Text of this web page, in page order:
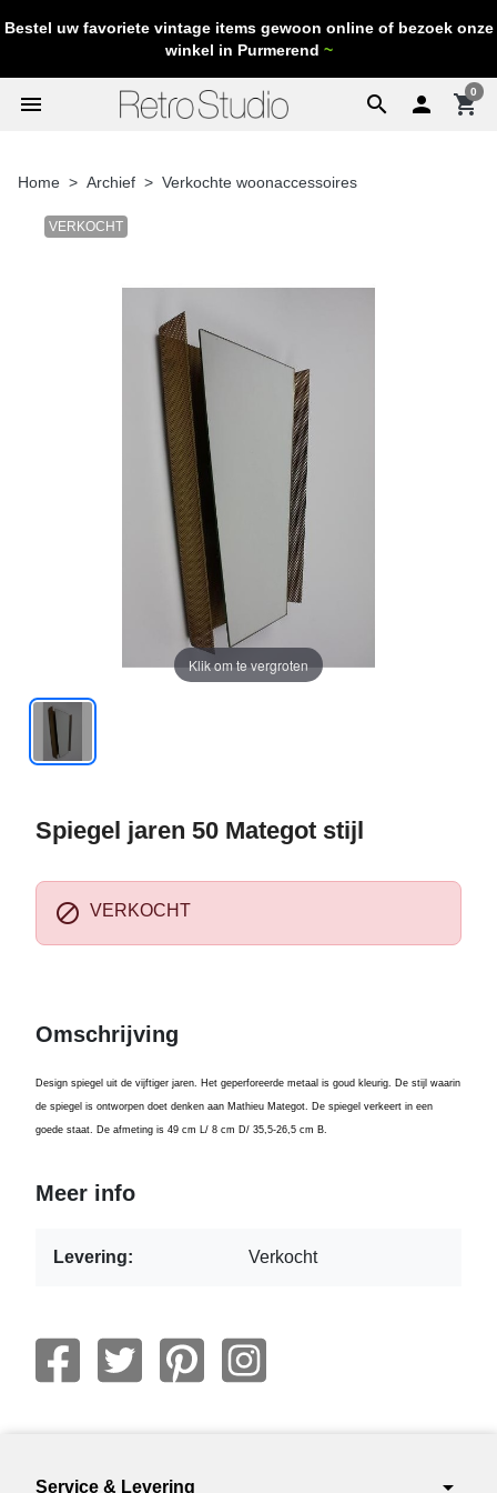
Bestel uw favoriete vintage items gewoon online of bezoek onze
winkel in Purmerend ~
search
menu  shopping_cart
0
Home Archief Verkochte woonaccessoires
VERKOCHT
Klik om te vergroten
Spiegel jaren 50 Mategot stijl
 VERKOCHT
Omschrijving
Design spiegel uit de vijftiger jaren. Het geperforeerde metaal is goud kleurig. De stijl waarin
de spiegel is ontworpen doet denken aan Mathieu Mategot. De spiegel verkeert in een
goede staat. De afmeting is 49 cm L/ 8 cm D/ 35,5-26,5 cm B.
Meer info
Levering: Verkocht
Service & Levering